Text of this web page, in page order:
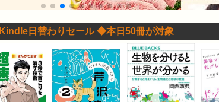
Kindle日替わりセール ◆本日50冊が対象